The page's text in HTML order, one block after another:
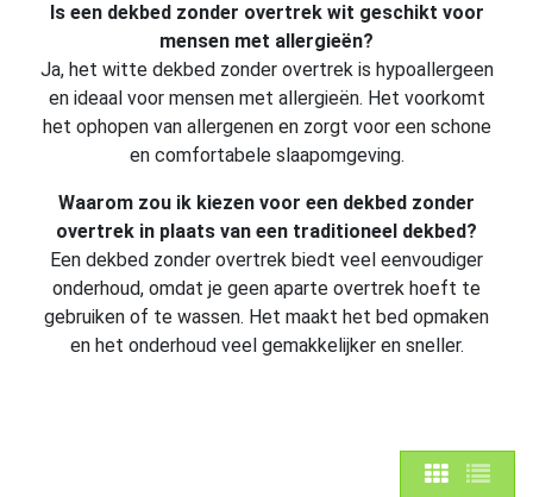
Is een dekbed zonder overtrek wit geschikt voor
mensen met allergieën?
Ja, het witte dekbed zonder overtrek is hypoallergeen
en ideaal voor mensen met allergieën. Het voorkomt
het ophopen van allergenen en zorgt voor een schone
en comfortabele slaapomgeving.
Waarom zou ik kiezen voor een dekbed zonder
overtrek in plaats van een traditioneel dekbed?
Een dekbed zonder overtrek biedt veel eenvoudiger
onderhoud, omdat je geen aparte overtrek hoeft te
gebruiken of te wassen. Het maakt het bed opmaken
en het onderhoud veel gemakkelijker en sneller.